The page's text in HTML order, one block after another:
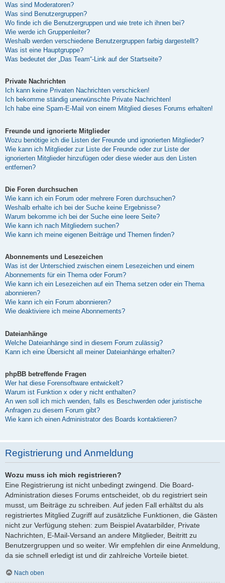
Was sind Moderatoren?
Was sind Benutzergruppen?
Wo finde ich die Benutzergruppen und wie trete ich ihnen bei?
Wie werde ich Gruppenleiter?
Weshalb werden verschiedene Benutzergruppen farbig dargestellt?
Was ist eine Hauptgruppe?
Was bedeutet der „Das Team“-Link auf der Startseite?
Private Nachrichten
Ich kann keine Privaten Nachrichten verschicken!
Ich bekomme ständig unerwünschte Private Nachrichten!
Ich habe eine Spam-E-Mail von einem Mitglied dieses Forums erhalten!
Freunde und ignorierte Mitglieder
Wozu benötige ich die Listen der Freunde und ignorierten Mitglieder?
Wie kann ich Mitglieder zur Liste der Freunde oder zur Liste der
ignorierten Mitglieder hinzufügen oder diese wieder aus den Listen
entfernen?
Die Foren durchsuchen
Wie kann ich ein Forum oder mehrere Foren durchsuchen?
Weshalb erhalte ich bei der Suche keine Ergebnisse?
Warum bekomme ich bei der Suche eine leere Seite?
Wie kann ich nach Mitgliedern suchen?
Wie kann ich meine eigenen Beiträge und Themen finden?
Abonnements und Lesezeichen
Was ist der Unterschied zwischen einem Lesezeichen und einem
Abonnements für ein Thema oder Forum?
Wie kann ich ein Lesezeichen auf ein Thema setzen oder ein Thema
abonnieren?
Wie kann ich ein Forum abonnieren?
Wie deaktiviere ich meine Abonnements?
Dateianhänge
Welche Dateianhänge sind in diesem Forum zulässig?
Kann ich eine Übersicht all meiner Dateianhänge erhalten?
phpBB betreffende Fragen
Wer hat diese Forensoftware entwickelt?
Warum ist Funktion x oder y nicht enthalten?
An wen soll ich mich wenden, falls es Beschwerden oder juristische
Anfragen zu diesem Forum gibt?
Wie kann ich einen Administrator des Boards kontaktieren?
Registrierung und Anmeldung
Wozu muss ich mich registrieren?
Eine Registrierung ist nicht unbedingt zwingend. Die Board-
Administration dieses Forums entscheidet, ob du registriert sein
musst, um Beiträge zu schreiben. Auf jeden Fall erhältst du als
registriertes Mitglied Zugriff auf zusätzliche Funktionen, die Gästen
nicht zur Verfügung stehen: zum Beispiel Avatarbilder, Private
Nachrichten, E-Mail-Versand an andere Mitglieder, Beitritt zu
Benutzergruppen und so weiter. Wir empfehlen dir eine Anmeldung,
da sie schnell erledigt ist und dir zahlreiche Vorteile bietet.
Nach oben